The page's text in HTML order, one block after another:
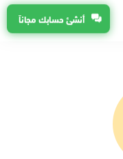
أنشئ حسابك مجاناً